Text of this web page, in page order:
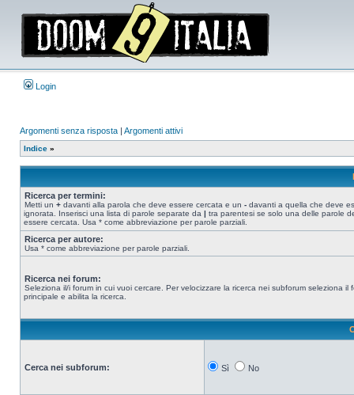
Login
Argomenti senza risposta | Argomenti attivi
Indice »
Ricerca per termini:
Metti un + davanti alla parola che deve essere cercata e un - davanti a quella che deve
ignorata. Inserisci una lista di parole separate da | tra parentesi se solo una delle parole
essere cercata. Usa * come abbreviazione per parole parziali.
Ricerca per autore:
Usa * come abbreviazione per parole parziali.
Ricerca nei forum:
Seleziona il/i forum in cui vuoi cercare. Per velocizzare la ricerca nei subforum seleziona il
principale e abilita la ricerca.
Cerca nei subforum: Sì No